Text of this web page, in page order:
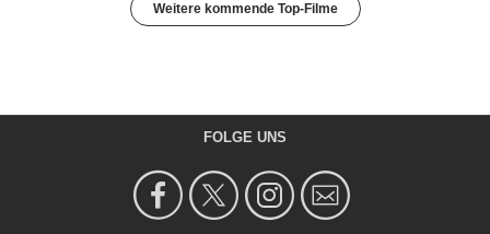
Weitere kommende Top-Filme
FOLGE UNS